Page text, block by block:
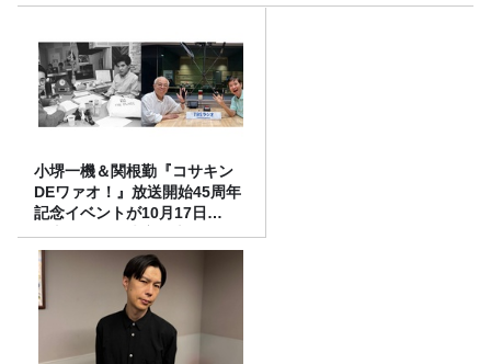
小堺一機＆関根勤『コサキン
DEワァオ！』放送開始45周年
記念イベントが10月17日
（土）に開催決定！本日より
FC先行受付スタート！